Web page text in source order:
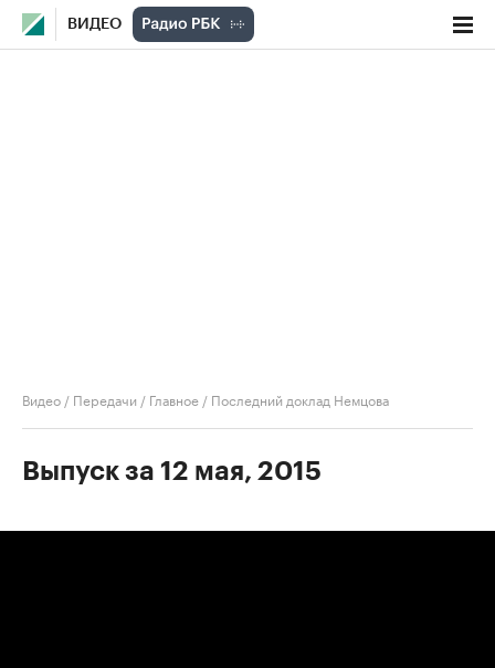
ВИДЕО
Видео / Передачи / Главное / Последний доклад Немцова
Выпуск за 12 мая, 2015